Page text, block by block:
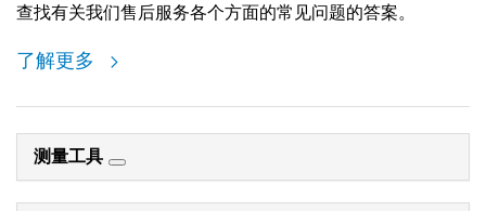
查找有关我们售后服务各个方面的常见问题的答案。
了解更多
测量工具